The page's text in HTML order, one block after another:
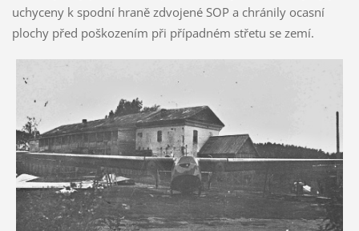
uchyceny k spodní hraně zdvojené SOP a chránily ocasní
plochy před poškozením při případném střetu se zemí.